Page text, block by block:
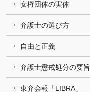
女権団体の実体
弁護士の選び方
自由と正義
弁護士懲戒処分の要旨
東弁会報「LIBRA」